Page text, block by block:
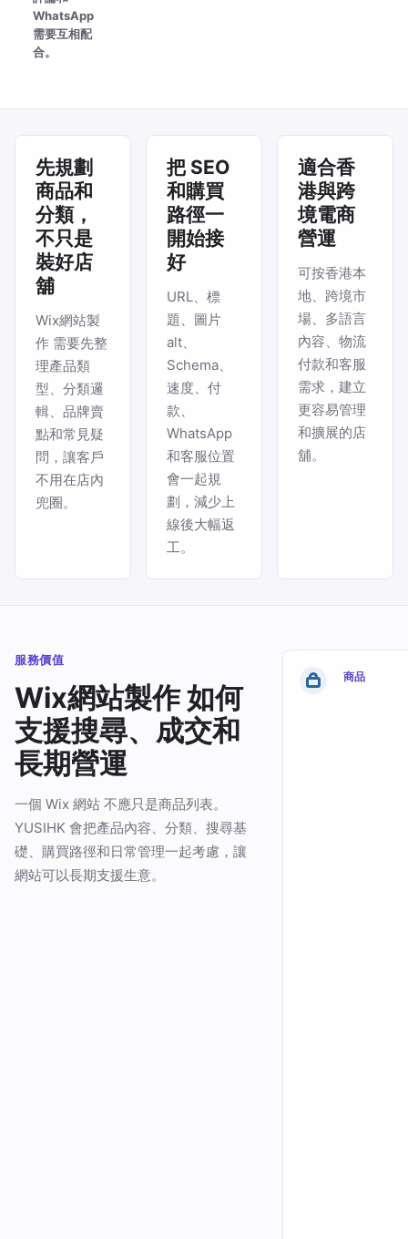
WhatsApp
需要互相配
合。
先規劃
商品和
分類，
不只是
裝好店
舖
Wix網站製
作 需要先整
理產品類
型、分類邏
輯、品牌賣
點和常見疑
問，讓客戶
不用在店內
兜圈。
把 SEO
和購買
路徑一
開始接
好
URL、標
題、圖片
alt、
Schema、
速度、付
款、
WhatsApp
和客服位置
會一起規
劃，減少上
線後大幅返
工。
適合香
港與跨
境電商
營運
可按香港本
地、跨境市
場、多語言
內容、物流
付款和客服
需求，建立
更容易管理
和擴展的店
舖。
服務價值
Wix網站製作 如何
支援搜尋、成交和
長期營運
一個 Wix 網站 不應只是商品列表。
YUSIHK 會把產品內容、分類、搜尋基
礎、購買路徑和日常管理一起考慮，讓
網站可以長期支援生意。
商品